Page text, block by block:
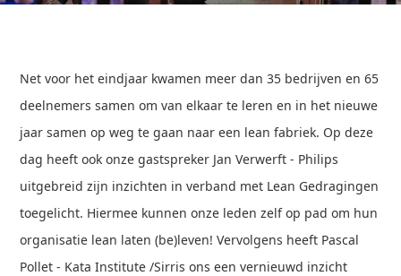
Net voor het eindjaar kwamen meer dan 35 bedrijven en 65
deelnemers samen om van elkaar te leren en in het nieuwe
jaar samen op weg te gaan naar een lean fabriek. Op deze
dag heeft ook onze gastspreker Jan Verwerft - Philips
uitgebreid zijn inzichten in verband met Lean Gedragingen
toegelicht. Hiermee kunnen onze leden zelf op pad om hun
organisatie lean laten (be)leven! Vervolgens heeft Pascal
Pollet - Kata Institute /Sirris ons een vernieuwd inzicht